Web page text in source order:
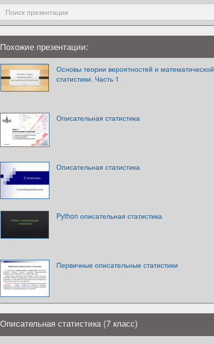
Похожие презентации:
Основы теории вероятностей и математической
статистики. Часть 1
Описательная статистика
Описательная статистика
Python описательная статистика
Первичные описательные статистики
Описательная статистика (7 класс)